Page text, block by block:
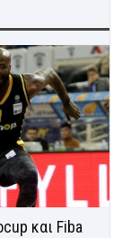
και Fiba